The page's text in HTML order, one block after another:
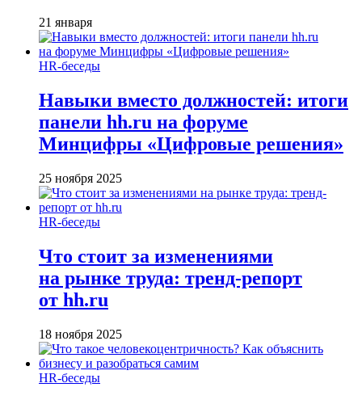
21 января
HR-беседы
Навыки вместо должностей: итоги
панели hh.ru на форуме
Минцифры «Цифровые решения»
25 ноября 2025
HR-беседы
Что стоит за изменениями
на рынке труда: тренд-репорт
от hh.ru
18 ноября 2025
HR-беседы